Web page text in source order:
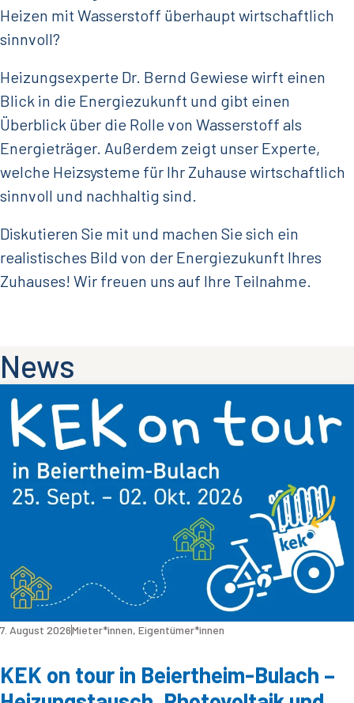
Heizen mit Wasserstoff überhaupt wirtschaftlich
sinnvoll?
Heizungsexperte Dr. Bernd Gewiese wirft einen
Blick in die Energiezukunft und gibt einen
Überblick über die Rolle von Wasserstoff als
Energieträger. Außerdem zeigt unser Experte,
welche Heizsysteme für Ihr Zuhause wirtschaftlich
sinnvoll und nachhaltig sind.
Diskutieren Sie mit und machen Sie sich ein
realistisches Bild von der Energiezukunft Ihres
Zuhauses! Wir freuen uns auf Ihre Teilnahme.
News
KEK on tour in Beiertheim-Bulach –
7. August 2026Mieter*innen, Eigentümer*innen